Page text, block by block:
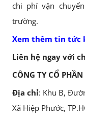
chi phí vận
trường.
Xem thêm tin tức
Liên hệ ngay với
CÔNG TY CỔ
Địa chỉ: Khu B,
Xã Hiệp Phước,